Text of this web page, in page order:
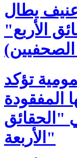
يطال
الأربع"
الصحفيين)
تؤكد
المفقودة
"الحقائق
الأربعة"